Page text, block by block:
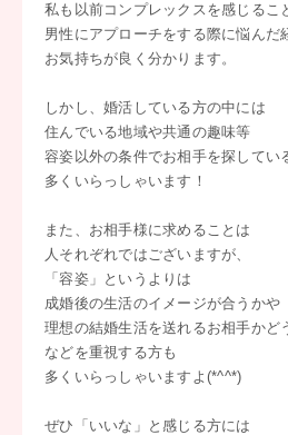
私も以前コンプレックスを感じるこ
男性にアプローチをする際に悩んだ
お気持ちが良く分かります。
しかし、婚活している方の中には
住んでいる地域や共通の趣味等
容姿以外の条件でお相手を探してい
多くいらっしゃいます！
また、お相手様に求めることは
人それぞれではございますが、
「容姿」というよりは
成婚後の生活のイメージが合うかや
理想の結婚生活を送れるお相手かど
などを重視する方も
多くいらっしゃいますよ(*^^*)
ぜひ「いいな」と感じる方には